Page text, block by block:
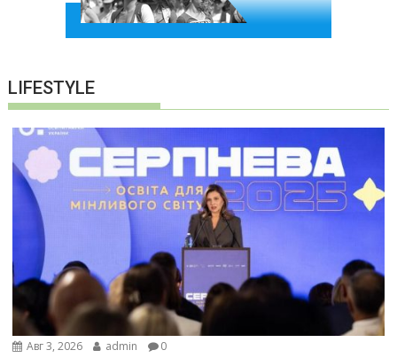
LIFESTYLE
Авг 3, 2026 admin 0